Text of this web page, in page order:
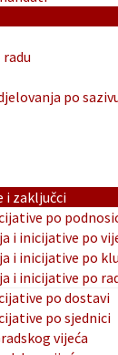
po
i zaključci
po
i inicijative po
i inicijative po
i inicijative po
po dostavi
po sjednici
vijeća